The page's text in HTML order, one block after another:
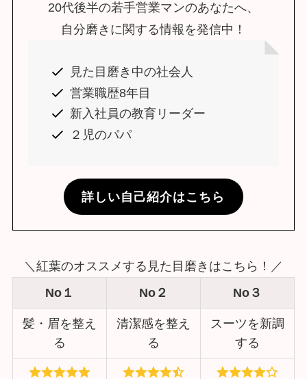
20代後半の若手営業マンのあなたへ、
自分磨きに関する情報を発信中！
見た目磨き中の社会人
営業職歴8年目
新入社員の教育リーダー
２児のパパ
詳しい自己紹介はこちら
＼紅葉のオススメする見た目磨きはこちら！／
No１
No２ No３
髪・眉を整え
る
清潔感を整え
る
スーツを新調
する